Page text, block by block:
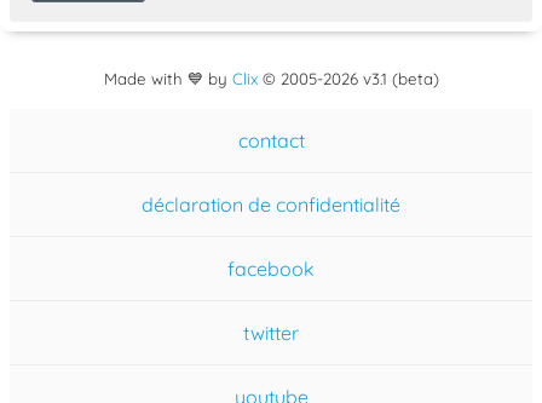
Made with 💙 by Clix© 2005-2026 v3.1 (beta)
contact
déclaration de confidentialité
facebook
twitter
youtube